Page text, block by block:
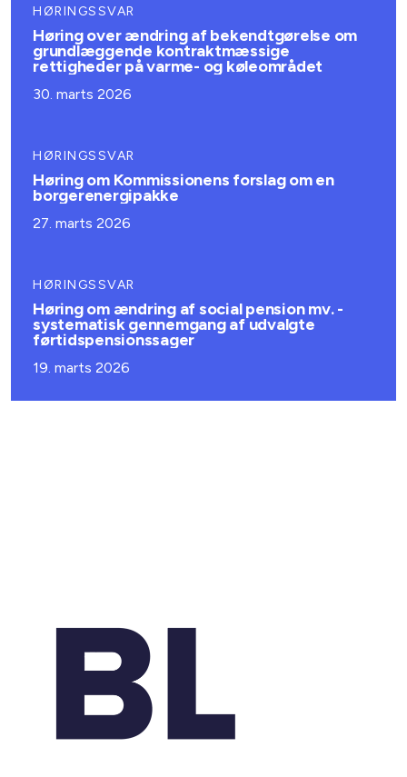
HØRINGSSVAR
Høring over ændring af bekendtgørelse om
grundlæggende kontraktmæssige
rettigheder på varme- og køleområdet
30. marts 2026
HØRINGSSVAR
Høring om Kommissionens forslag om en
borgerenergipakke
27. marts 2026
HØRINGSSVAR
Høring om ændring af social pension mv. -
systematisk gennemgang af udvalgte
førtidspensionssager
19. marts 2026